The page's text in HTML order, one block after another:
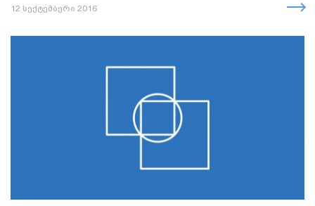
12 სექტემბერი 2016